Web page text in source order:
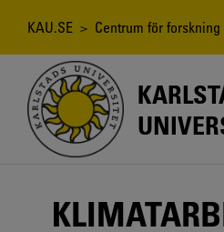
Länkstig
KAU.SE > Centrum för